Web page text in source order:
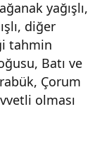
yağışlı,
diğer
tahmin
Batı ve
Çorum
olması